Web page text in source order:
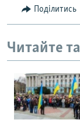
Поділитись
Читайте